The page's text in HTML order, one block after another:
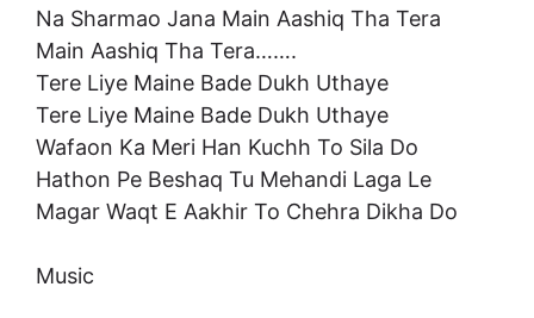
Na Sharmao Jana Main Aashiq Tha Tera
Main Aashiq Tha Tera…….
Tere Liye Maine Bade Dukh Uthaye
Tere Liye Maine Bade Dukh Uthaye
Wafaon Ka Meri Han Kuchh To Sila Do
Hathon Pe Beshaq Tu Mehandi Laga Le
Magar Waqt E Aakhir To Chehra Dikha Do
Music